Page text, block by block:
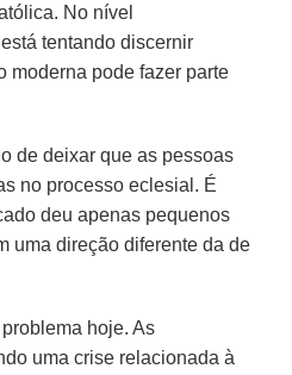
No nível
tentando discernir
moderna pode fazer parte
de deixar que as pessoas
no processo eclesial. É
deu apenas pequenos
uma direção diferente da de
hoje. As
uma crise relacionada à